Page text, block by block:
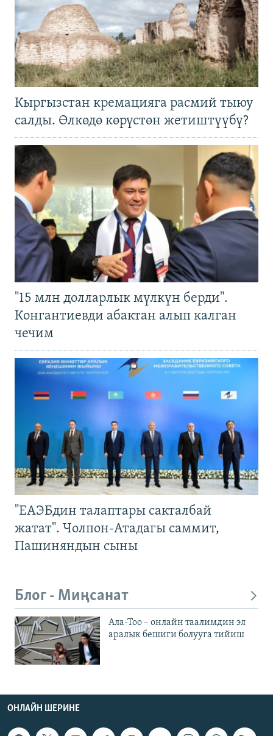
Кыргызстан кремацияга расмий тыюу
салды. Өлкөдө көрүстөн жетиштүүбү?
"15 млн долларлык мүлкүн берди".
Конгантиевди абактан алып калган
чечим
"ЕАЭБдин талаптары сакталбай
жатат". Чолпон-Атадагы саммит,
Пашиняндын сыны
Блог - Миңсанат
Ала-Тоо – онлайн таалимдин эл
аралык бешиги болууга тийиш
ОНЛАЙН ШЕРИНЕ